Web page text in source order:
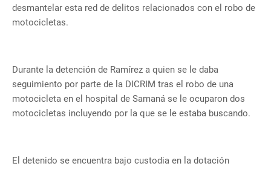
desmantelar esta red de delitos relacionados con el robo de
motocicletas.
Durante la detención de Ramírez a quien se le daba
seguimiento por parte de la DICRIM tras el robo de una
motocicleta en el hospital de Samaná se le ocuparon dos
motocicletas incluyendo por la que se le estaba buscando.
El detenido se encuentra bajo custodia en la dotación